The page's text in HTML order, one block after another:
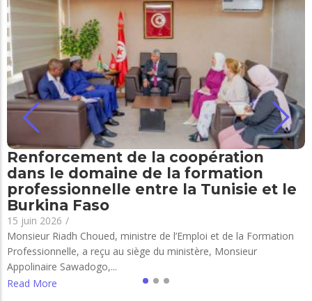
Renforcement de la coopération
dans le domaine de la formation
professionnelle entre la Tunisie et le
Burkina Faso
15 juin 2026 /
Monsieur Riadh Choued, ministre de l’Emploi et de la Formation
Professionnelle, a reçu au siège du ministère, Monsieur
Appolinaire Sawadogo,...
Read More